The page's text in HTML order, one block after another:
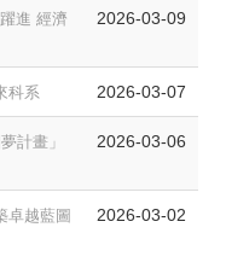
進 經濟
2026-03-09
科系 2026-03-07
計畫」
2026-03-06
卓越藍圖 2026-03-02